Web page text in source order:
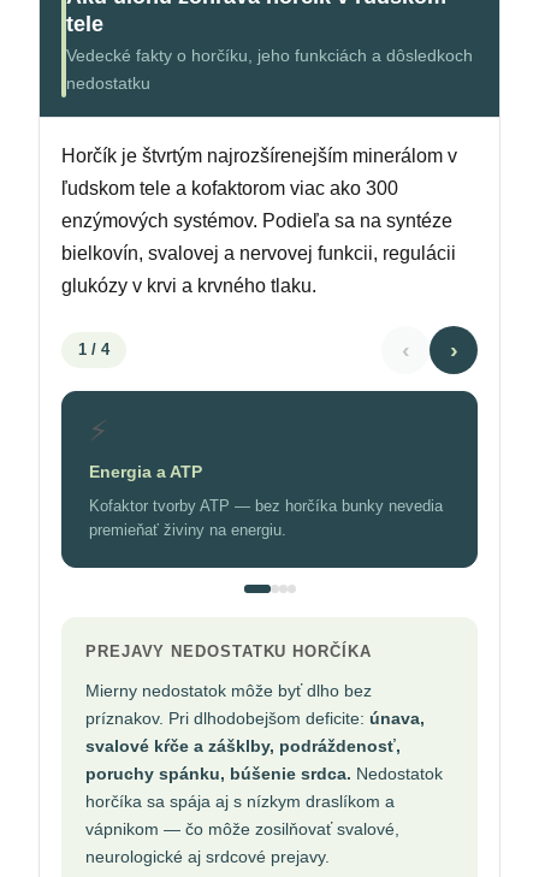
tele
Vedecké fakty o horčíku, jeho funkciách a dôsledkoch
nedostatku
Horčík je štvrtým najrozšírenejším minerálom v
ľudskom tele a kofaktorom viac ako 300
enzýmových systémov. Podieľa sa na syntéze
bielkovín, svalovej a nervovej funkcii, regulácii
glukózy v krvi a krvného tlaku.
1 / 4 ‹ ›
⚡
Energia a ATP
Kofaktor tvorby ATP — bez horčíka bunky nevedia
premieňať živiny na energiu.
PREJAVY NEDOSTATKU HORČÍKA
Mierny nedostatok môže byť dlho bez
príznakov. Pri dlhodobejšom deficite: únava,
svalové kŕče a zášklby, podráždenosť,
poruchy spánku, búšenie srdca. Nedostatok
horčíka sa spája aj s nízkym draslíkom a
vápnikom — čo môže zosilňovať svalové,
neurologické aj srdcové prejavy.